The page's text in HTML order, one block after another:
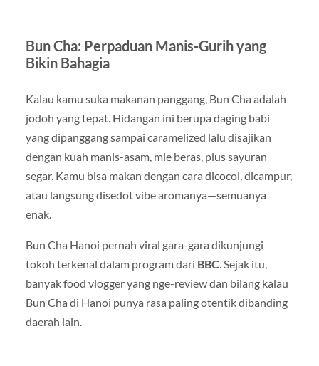
Bun Cha: Perpaduan Manis-Gurih yang
Bikin Bahagia
Kalau kamu suka makanan panggang, Bun Cha adalah
jodoh yang tepat. Hidangan ini berupa daging babi
yang dipanggang sampai caramelized lalu disajikan
dengan kuah manis-asam, mie beras, plus sayuran
segar. Kamu bisa makan dengan cara dicocol, dicampur,
atau langsung disedot vibe aromanya—semuanya
enak.
Bun Cha Hanoi pernah viral gara-gara dikunjungi
tokoh terkenal dalam program dari BBC. Sejak itu,
banyak food vlogger yang nge-review dan bilang kalau
Bun Cha di Hanoi punya rasa paling otentik dibanding
daerah lain.